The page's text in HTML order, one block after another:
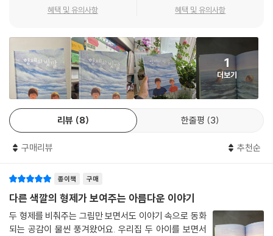
삐걱대는 우리 모두에게 두 아이의 맑은 목소리가 묵직하면서도 다정한 위
대해 함께 생각해 보기에 더없이 좋은 그림책입니다.
혜택 및 유의사항 혜택 및 유의사항
1
더보기
리뷰 8 한줄평 3
구매리뷰 추천순
종이책 구매
다른 색깔의 형제가 보여주는 아름다운 이야기
두 형제를 비춰주는 그림만 보면서도 이야기 속으로 동화
되는 공감이 물씬 풍겨왔어요. 우리집 두 아이를 보면서